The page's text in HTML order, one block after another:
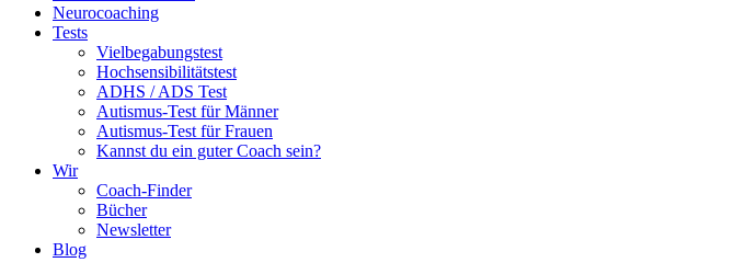
Neurocoaching
Tests
Vielbegabungstest
Hochsensibilitätstest
ADHS / ADS Test
Autismus-Test für Männer
Autismus-Test für Frauen
Kannst du ein guter Coach sein?
Wir
Coach-Finder
Bücher
Newsletter
Blog